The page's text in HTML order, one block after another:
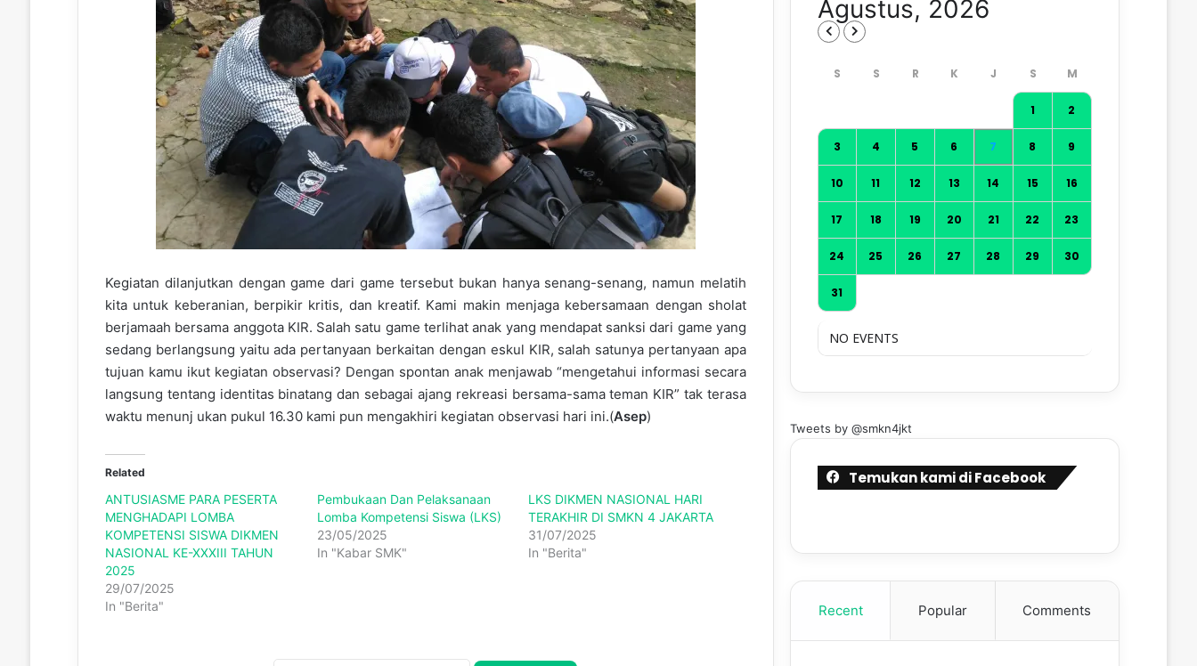
Kegiatan dilanjutkan dengan game dari game tersebut bukan hanya senang-senang, namun melatih
kita untuk keberanian, berpikir kritis, dan kreatif. Kami makin menjaga kebersamaan dengan sholat
berjamaah bersama anggota KIR. Salah satu game terlihat anak yang mendapat sanksi dari game yang
sedang berlangsung yaitu ada pertanyaan berkaitan dengan eskul KIR, salah satunya pertanyaan apa
tujuan kamu ikut kegiatan observasi? Dengan spontan anak menjawab “mengetahui informasi secara
langsung tentang identitas binatang dan sebagai ajang rekreasi bersama-sama teman KIR” tak terasa
waktu menunj ukan pukul 16.30 kami pun mengakhiri kegiatan observasi hari ini.(Asep)
Related
ANTUSIASME PARA PESERTA
MENGHADAPI LOMBA
KOMPETENSI SISWA DIKMEN
NASIONAL KE-XXXIII TAHUN
2025
29/07/2025
In "Berita"
Pembukaan Dan Pelaksanaan
Lomba Kompetensi Siswa (LKS)
23/05/2025
In "Kabar SMK"
LKS DIKMEN NASIONAL HARI
TERAKHIR DI SMKN 4 JAKARTA
31/07/2025
In "Berita"
Agustus, 2026
1 2
3 4 5 6 7 8 9
10 11 12 13 14 15 16
17 18 19 20 21 22 23
24 25 26 27 28 29 30
31
NO EVENTS
Tweets by @smkn4jkt
Temukan kami di Facebook
Recent Popular Comments